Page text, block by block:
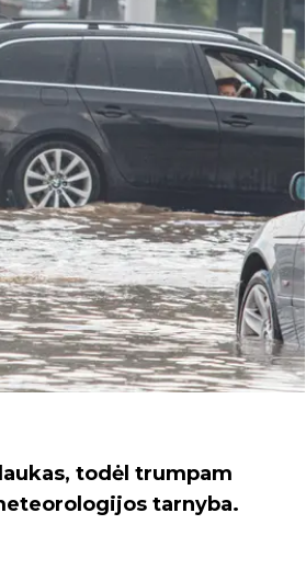
todėl trumpam
tarnyba.